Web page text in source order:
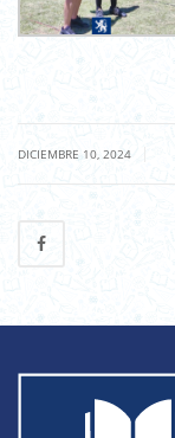
DICIEMBRE 10, 2024